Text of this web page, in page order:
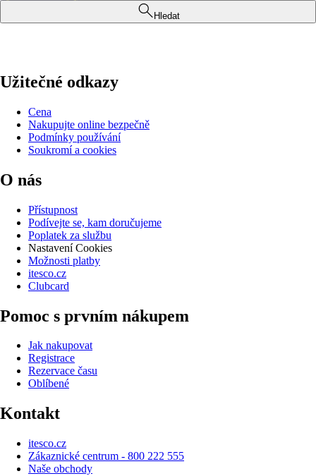
Hledat
Užitečné odkazy
Cena
Nakupujte online bezpečně
Podmínky používání
Soukromí a cookies
O nás
Přístupnost
Podívejte se, kam doručujeme
Poplatek za službu
Nastavení Cookies
Možnosti platby
itesco.cz
Clubcard
Pomoc s prvním nákupem
Jak nakupovat
Registrace
Rezervace času
Oblíbené
Kontakt
itesco.cz
Zákaznické centrum - 800 222 555
Naše obchody